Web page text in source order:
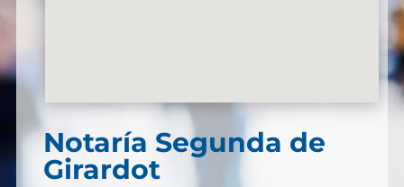
Notaría Segunda de
Girardot